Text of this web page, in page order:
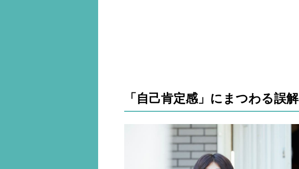
「自己肯定感」にまつわる誤解